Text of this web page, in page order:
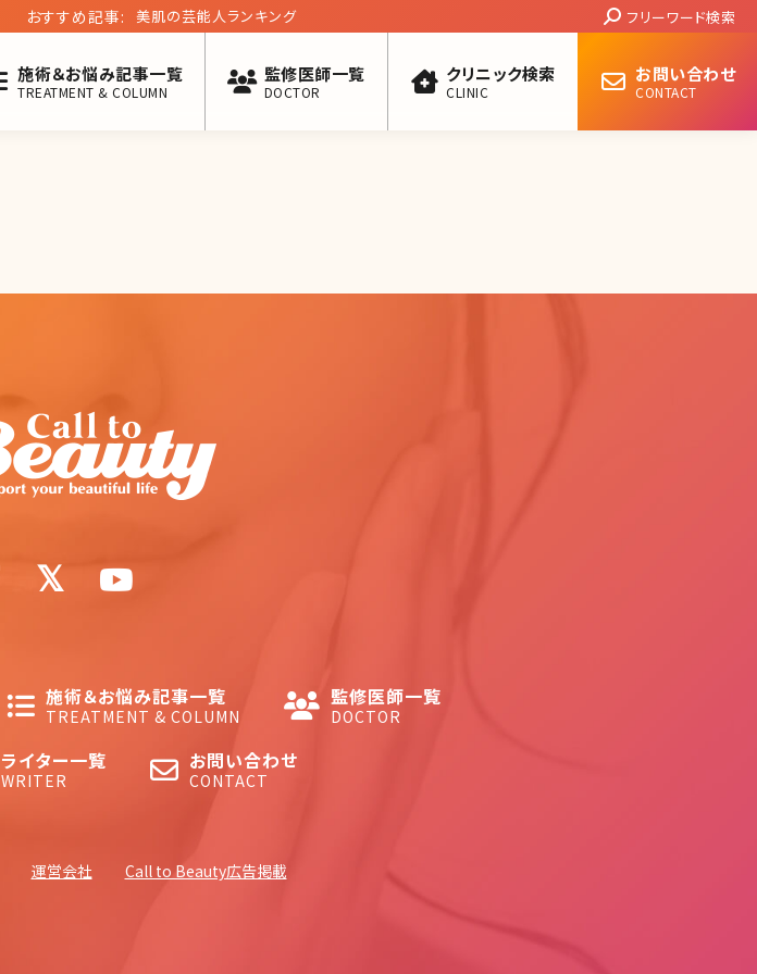
おすすめ記事: 美肌の芸能人ランキング Search:
フリーワード検索
施術＆お悩み記事一覧
TREATMENT & COLUMN
監修医師一覧
DOCTOR
クリニック検索
CLINIC
お問い合わせ
CONTACT
施術＆お悩み記事一覧
TREATMENT & COLUMN
監修医師一覧
DOCTOR
ライター一覧
WRITER
お問い合わせ
CONTACT
運営会社 Call to Beauty広告掲載